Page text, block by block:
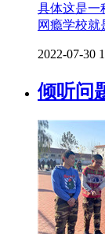
具体这是一
网瘾学校就
2022-07-30
倾听问